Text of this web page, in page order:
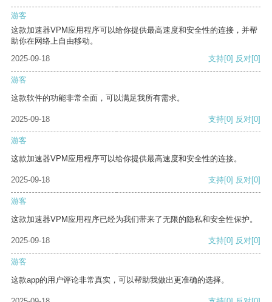
游客
这款加速器VPM应用程序可以给你提供最高速度和安全性的连接，并帮
助你在网络上自由移动。
2025-09-18
支持[0] 反对[0]
游客
这款软件的功能非常全面，可以满足我所有需求。
2025-09-18 支持[0] 反对[0]
游客
这款加速器VPM应用程序可以给你提供最高速度和安全性的连接。
2025-09-18 支持[0] 反对[0]
游客
这款加速器VPM应用程序已经为我们带来了无限的隐私和安全性保护。
2025-09-18 支持[0] 反对[0]
游客
这款app的用户评论非常真实，可以帮助我做出更准确的选择。